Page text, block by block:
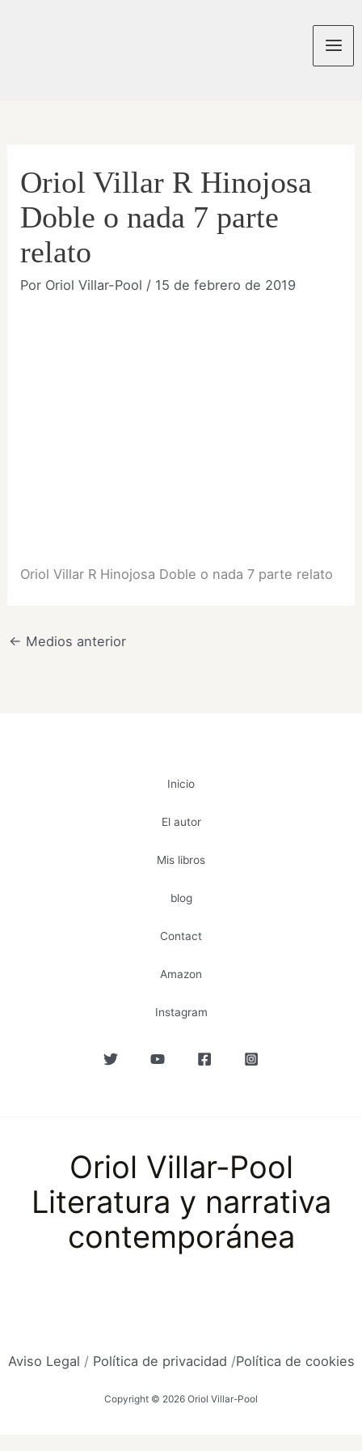
Oriol Villar R Hinojosa
Doble o nada 7 parte
relato
Por Oriol Villar-Pool / 15 de febrero de 2019
Oriol Villar R Hinojosa Doble o nada 7 parte relato
← Medios anterior
Inicio
El autor
Mis libros
blog
Contact
Amazon
Instagram
Oriol Villar-Pool
Literatura y narrativa
contemporánea
Aviso Legal / Política de privacidad /Política de cookies
Copyright © 2026 Oriol Villar-Pool